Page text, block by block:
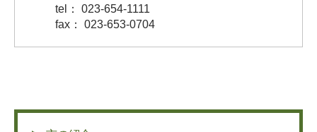
tel： 023-654-1111
fax： 023-653-0704